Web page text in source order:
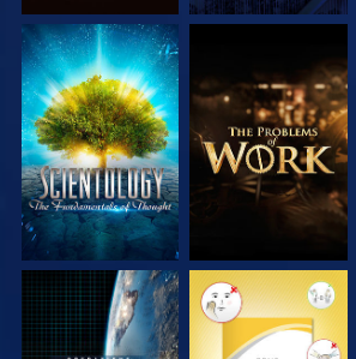
ESPLORA LE
SERIE
ESPLORA LE
SERIE
GUARDA GUARDA